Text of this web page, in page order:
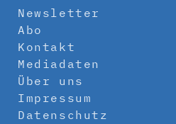
Newsletter
Abo
Kontakt
Mediadaten
Über uns
Impressum
Datenschutz